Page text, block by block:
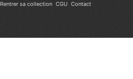
Rentrer sa collection CGU Contact